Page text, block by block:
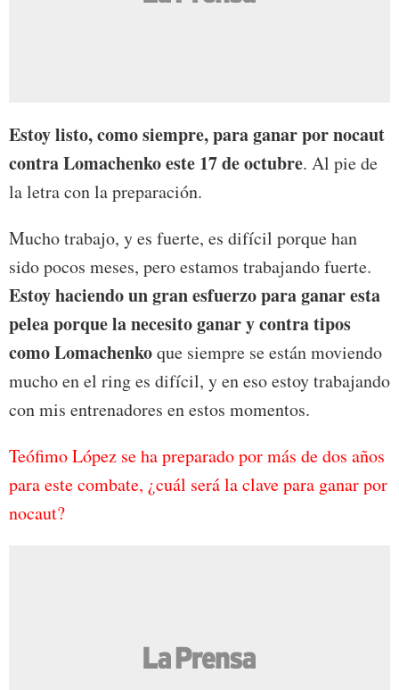
Estoy listo, como siempre, para ganar por nocaut
contra Lomachenko este 17 de octubre. Al pie de
la letra con la preparación.
Mucho trabajo, y es fuerte, es difícil porque han
sido pocos meses, pero estamos trabajando fuerte.
Estoy haciendo un gran esfuerzo para ganar esta
pelea porque la necesito ganar y contra tipos
como Lomachenkoque siempre se están moviendo
mucho en el ring es difícil, y en eso estoy trabajando
con mis entrenadores en estos momentos.
Teófimo López se ha preparado por más de dos años
para este combate, ¿cuál será la clave para ganar por
nocaut?